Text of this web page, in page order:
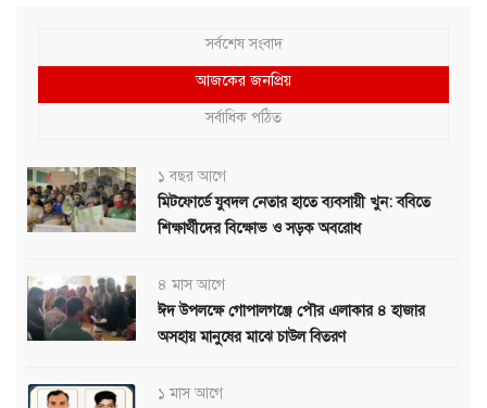
সর্বশেষ সংবাদ
আজকের জনপ্রিয়
সর্বাধিক পঠিত
১ বছর আগে
মিটফোর্ডে যুবদল নেতার হাতে ব্যবসায়ী খুন: ববিতে
শিক্ষার্থীদের বিক্ষোভ ও সড়ক অবরোধ
৪ মাস আগে
ঈদ উপলক্ষে গোপালগঞ্জে পৌর এলাকার ৪ হাজার
অসহায় মানুষের মাঝে চাউল বিতরণ
১ মাস আগে